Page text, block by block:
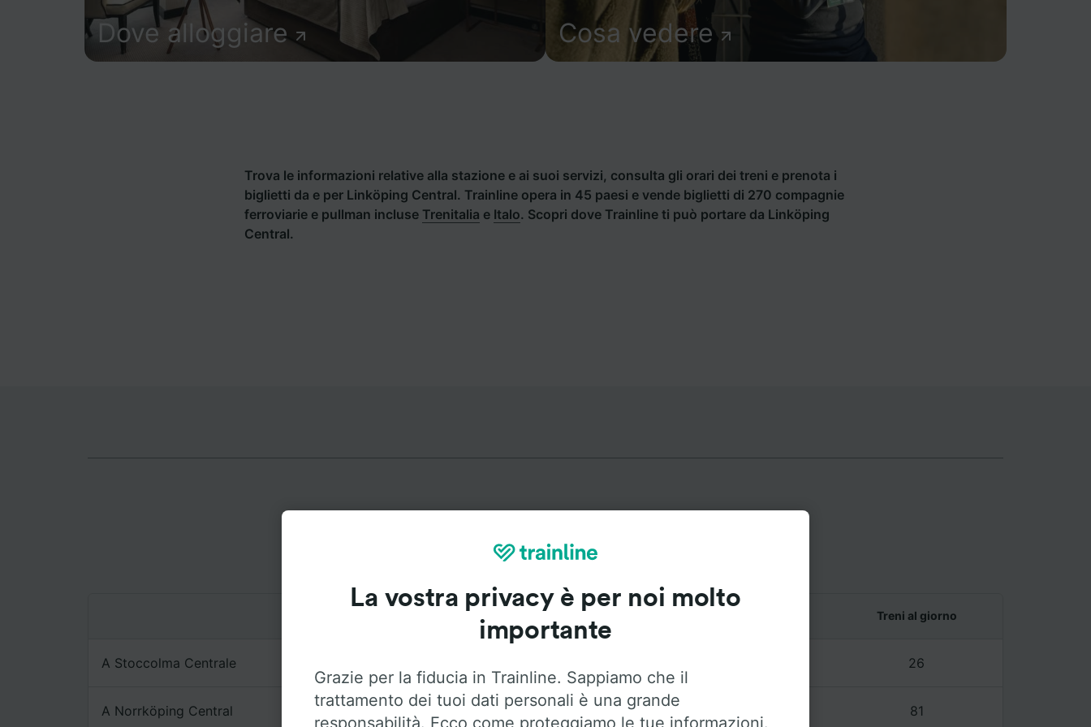
Dove alloggiare Cosa vedere
Trova le informazioni relative alla stazione e ai suoi servizi, consulta gli orari dei treni e prenota i
biglietti da e per Linköping Central. Trainline opera in 45 paesi e vende biglietti di 270 compagnie
ferroviarie e pullman incluse Trenitalia e Italo. Scopri dove Trainline ti può portare da Linköping
Central.
Itinerari più popolari da Linköping Central
Durata Treni al giorno
A Stoccolma Centrale 26
A Norrköping Central 22m 81
La vostra privacy è per noi molto
importante
Grazie per la fiducia in Trainline. Sappiamo che il
trattamento dei tuoi dati personali è una grande
responsabilità. Ecco come proteggiamo le tue informazioni.